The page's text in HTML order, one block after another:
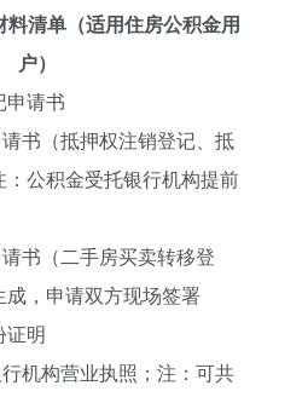
料清单（适用住房公积金用
户）
请书
（抵押权注销登记、抵
：公积金受托银行机构提前
（二手房买卖转移登
成，申请双方现场签署
明
构营业执照；注：可共